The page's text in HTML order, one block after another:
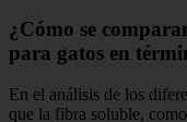
¿Cómo se
para gatos en
En el análisis de los
que la fibra soluble,